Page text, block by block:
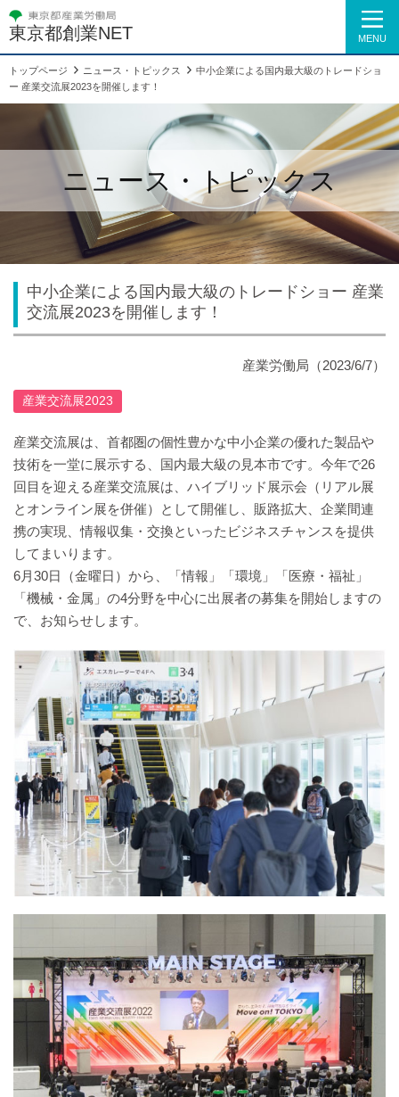
東京都創業NET MENU
トップページ ニュース・トピックス
中小企業による国内最大級のトレードショ
ー 産業交流展2023を開催します！
ニュース・トピックス
中小企業による国内最大級のトレードショー 産業
交流展2023を開催します！
産業労働局（2023/6/7）
産業交流展2023
産業交流展は、首都圏の個性豊かな中小企業の優れた製品や
技術を一堂に展示する、国内最大級の見本市です。今年で26
回目を迎える産業交流展は、ハイブリッド展示会（リアル展
とオンライン展を併催）として開催し、販路拡大、企業間連
携の実現、情報収集・交換といったビジネスチャンスを提供
してまいります。
6月30日（金曜日）から、「情報」「環境」「医療・福祉」
「機械・金属」の4分野を中心に出展者の募集を開始しますの
で、お知らせします。